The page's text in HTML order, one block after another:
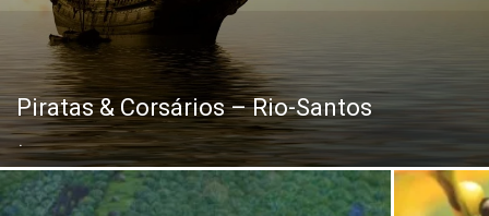
Piratas & Corsários – Rio-Santos
.